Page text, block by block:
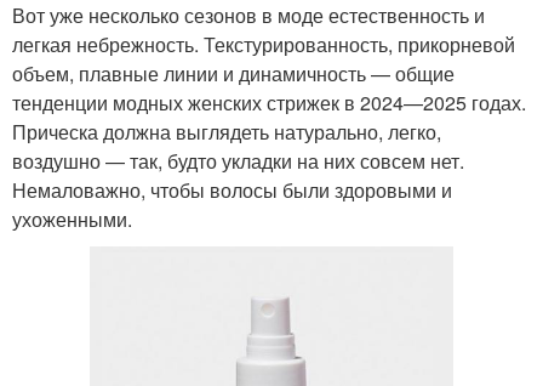
Вот уже несколько сезонов в моде естественность и
легкая небрежность. Текстурированность, прикорневой
объем, плавные линии и динамичность — общие
тенденции модных женских стрижек в 2024—2025 годах.
Прическа должна выглядеть натурально, легко,
воздушно — так, будто укладки на них совсем нет.
Немаловажно, чтобы волосы были здоровыми и
ухоженными.